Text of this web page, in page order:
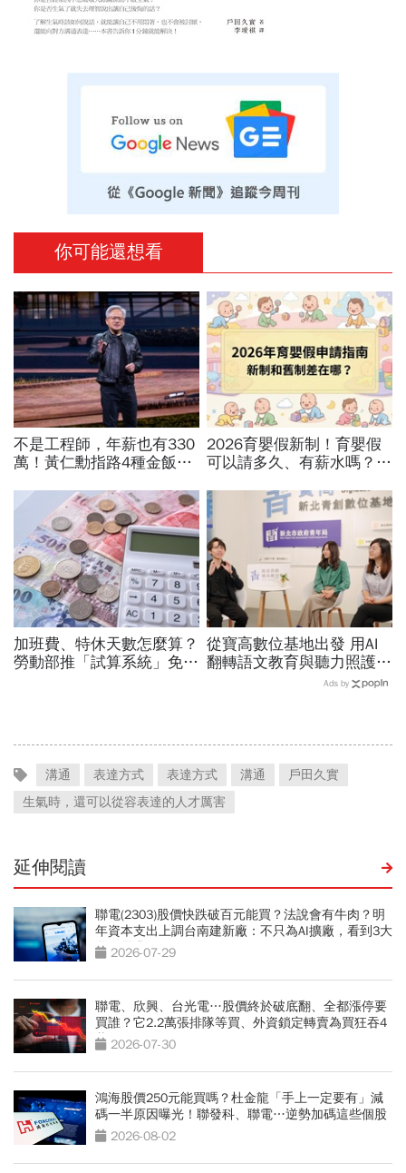
你可能還想看
不是工程師，年薪也有330
萬！黃仁勳指路4種金飯
過優渥生活…AI時代搶手職
業曝光
2026育嬰假新制！育嬰假
可以請多久、有薪水嗎？育
資料，和舊制差異一次看
加班費、特休天數怎麼算？
勞動部推「試算系統」免代
從寶高數位基地出發 用AI
翻轉語文教育與聽力照護，
科技如何讓世界更平權？
Ads by
溝通 表達方式 表達方式 溝通
戶田久實
生氣時，還可以從容表達的人才厲害
延伸閱讀
聯電(2303)股價快跌破百元能買？法說會有牛肉？明
年資本支出上調台南建新廠：不只為AI擴廠，看到3大
潛在需求
2026-07-29
聯電、欣興、台光電…股價終於破底翻、全都漲停要
買誰？它2.2萬張排隊等買、外資鎖定轉賣為買狂吞4
萬張2026-07-30
鴻海股價250元能買嗎？杜金龍「手上一定要有」減
碼一半原因曝光！聯發科、聯電…逆勢加碼這些個股
2026-08-02